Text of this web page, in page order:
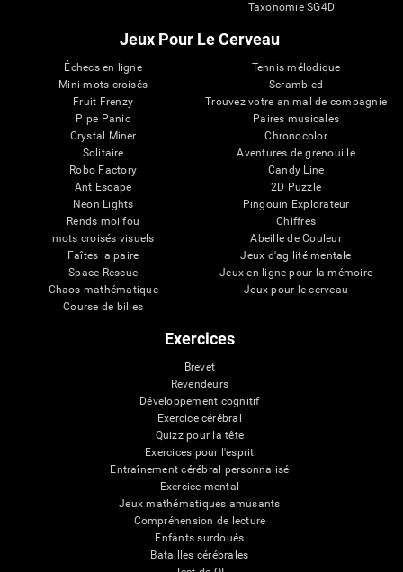
Taxonomie SG4D
Jeux Pour Le Cerveau
Échecs en ligne
Mini-mots croisés
Fruit Frenzy
Pipe Panic
Crystal Miner
Solitaire
Robo Factory
Ant Escape
Neon Lights
Rends moi fou
mots croisés visuels
Faîtes la paire
Space Rescue
Chaos mathématique
Course de billes
Tennis mélodique
Scrambled
Trouvez votre animal de compagnie
Paires musicales
Chronocolor
Aventures de grenouille
Candy Line
2D Puzzle
Pingouin Explorateur
Chiffres
Abeille de Couleur
Jeux d'agilité mentale
Jeux en ligne pour la mémoire
Jeux pour le cerveau
Exercices
Brevet
Revendeurs
Développement cognitif
Exercice cérébral
Quizz pour la tête
Exercices pour l'esprit
Entraînement cérébral personnalisé
Exercice mental
Jeux mathématiques amusants
Compréhension de lecture
Enfants surdoués
Batailles cérébrales